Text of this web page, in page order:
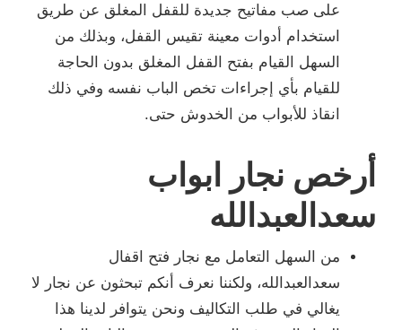
على صب مفاتيح جديدة للقفل المغلق عن طريق
استخدام أدوات معينة تقيس القفل، وبذلك من
السهل القيام بفتح القفل المغلق بدون الحاجة
للقيام بأي إجراءات تخص الباب نفسه وفي ذلك
انقاذ للأبواب من الخدوش حتى.
أرخص نجار ابواب
سعدالعبدالله
من السهل التعامل مع نجار فتح اقفال
سعدالعبدالله، ولكننا نعرف أنكم تبحثون عن نجار لا
يغالي في طلب التكاليف ونحن يتوافر لدينا هذا